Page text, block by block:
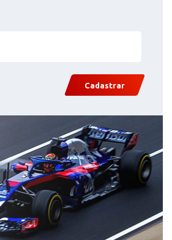
Cadastrar